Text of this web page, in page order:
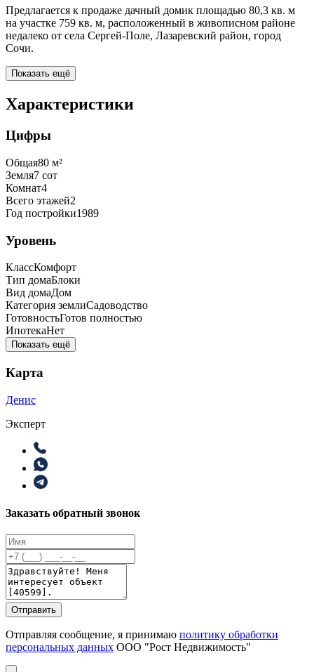
Предлагается к продаже дачный домик площадью 80,3 кв. м
на участке 759 кв. м, расположенный в живописном районе
недалеко от села Сергей-Поле, Лазаревский район, город
Сочи.
Показать ещё
Характеристики
Цифры
Общая80 м²
Земля7 сот
Комнат4
Всего этажей2
Год постройки1989
Уровень
КлассКомфорт
Тип домаБлоки
Вид домаДом
Категория землиСадоводство
ГотовностьГотов полностью
ИпотекаНет
Показать ещё
Карта
Денис
Эксперт
Заказать обратный звонок
Отправить
Отправляя сообщение, я принимаю политику обработки
персональных данных ООО "Рост Недвижимость"